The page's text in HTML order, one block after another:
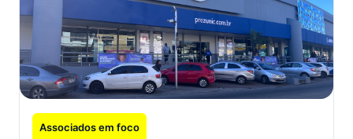
Associados em foco